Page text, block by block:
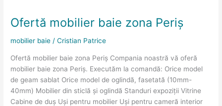
Ofertă mobilier baie zona Periş
mobilier baie /Cristian Patrice
Ofertă mobilier baie zona Periş Compania noastră vă oferă
mobilier baie zona Periş. Executăm la comandă: Orice model
de geam sablat Orice model de oglindă, fasetată (10mm-
40mm) Mobilier din sticlă și oglindă Standuri expoziții Vitrine
Cabine de duș Uși pentru mobilier Uși pentru cameră interior
baie
Periş